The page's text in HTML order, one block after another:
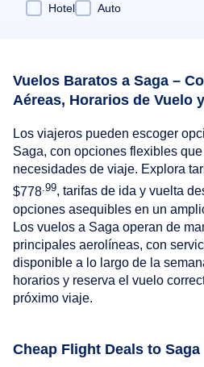
Hotel
Auto
Vuelos Baratos a Saga –
Aéreas, Horarios de Vuelo
Los viajeros pueden escoger
Saga, con opciones flexibles
necesidades de viaje. Explora
$778 .99, tarifas de ida y vuelta
opciones asequibles en un
Los vuelos a Saga operan de
principales aerolíneas, con
disponible a lo largo de la
horarios y reserva el vuelo
próximo viaje.
Cheap Flight Deals to Saga